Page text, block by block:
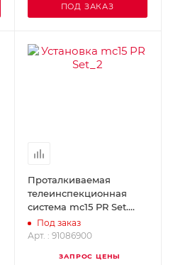
ПОД ЗАКАЗ
Проталкиваемая
телеинспекционная
система mc15 PR Set.
MINCAM 91086900
Под заказ
Арт. : 91086900
ЗАПРОС ЦЕНЫ